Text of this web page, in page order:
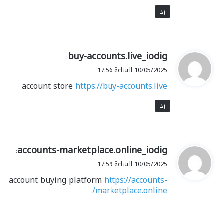
رد
ي
ق
ل
buy-accounts.live_iodig
:
10/05/2025 الساعة 17:56
account storehttps://buy-accounts.live
رد
ي
ق
ل
accounts-marketplace.online_iodig
:
10/05/2025 الساعة 17:59
account buying platformhttps://accounts-
marketplace.online/